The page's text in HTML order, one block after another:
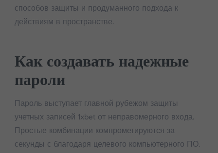
способов защиты и продуманного подхода к
действиям в пространстве.
Как создавать надежные
пароли
Пароль выступает главной рубежом защиты
учетных записей 1xbet от неправомерного входа.
Простые комбинации компрометируются за
секунды с благодаря целевого компьютерного ПО.